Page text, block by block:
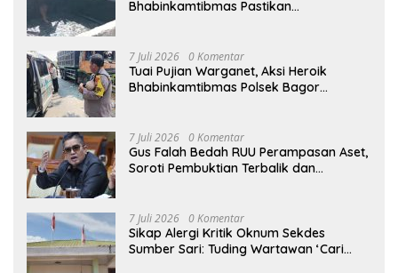
Bhabinkamtibmas Pastikan
7 Juli 2026 0 Komentar
Tuai Pujian Warganet, Aksi Heroik
Bhabinkamtibmas Polsek Bagor
7 Juli 2026 0 Komentar
Gus Falah Bedah RUU Perampasan Aset,
Soroti Pembuktian Terbalik dan
7 Juli 2026 0 Komentar
Sikap Alergi Kritik Oknum Sekdes
Sumber Sari: Tuding Wartawan ‘Cari